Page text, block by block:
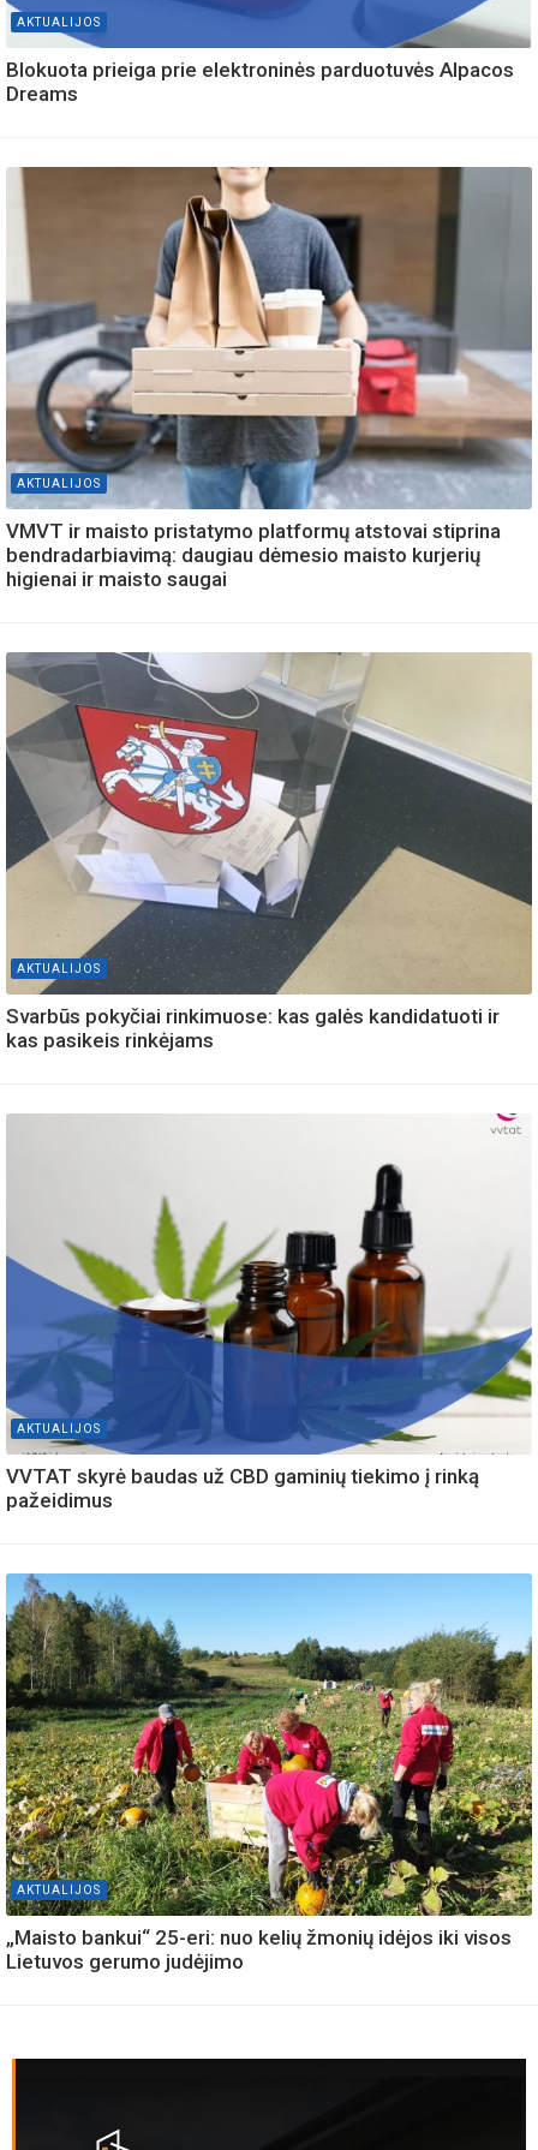
AKTUALIJOS
Blokuota prieiga prie elektroninės parduotuvės Alpacos
Dreams
AKTUALIJOS
VMVT ir maisto pristatymo platformų atstovai stiprina
bendradarbiavimą: daugiau dėmesio maisto kurjerių
higienai ir maisto saugai
AKTUALIJOS
Svarbūs pokyčiai rinkimuose: kas galės kandidatuoti ir
kas pasikeis rinkėjams
AKTUALIJOS
VVTAT skyrė baudas už CBD gaminių tiekimo į rinką
pažeidimus
AKTUALIJOS
„Maisto bankui“ 25-eri: nuo kelių žmonių idėjos iki visos
Lietuvos gerumo judėjimo